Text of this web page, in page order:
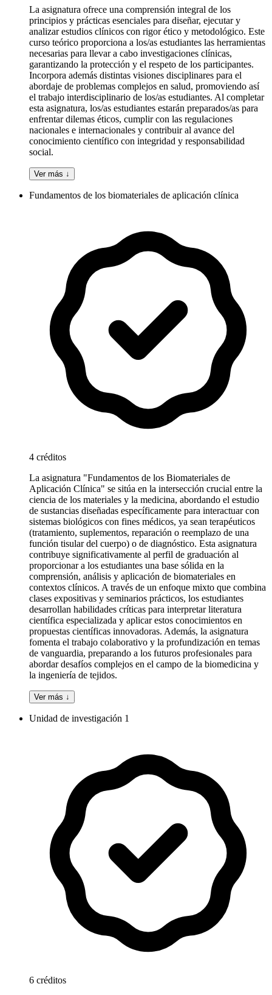
La asignatura ofrece una comprensión integral de los
principios y prácticas esenciales para diseñar, ejecutar y
analizar estudios clínicos con rigor ético y metodológico. Este
curso teórico proporciona a los/as estudiantes las herramientas
necesarias para llevar a cabo investigaciones clínicas,
garantizando la protección y el respeto de los participantes.
Incorpora además distintas visiones disciplinares para el
abordaje de problemas complejos en salud, promoviendo así
el trabajo interdisciplinario de los/as estudiantes. Al completar
esta asignatura, los/as estudiantes estarán preparados/as para
enfrentar dilemas éticos, cumplir con las regulaciones
nacionales e internacionales y contribuir al avance del
conocimiento científico con integridad y responsabilidad
social.
Ver más ↓
Fundamentos de los biomateriales de aplicación clínica
4 créditos
La asignatura "Fundamentos de los Biomateriales de
Aplicación Clínica" se sitúa en la intersección crucial entre la
ciencia de los materiales y la medicina, abordando el estudio
de sustancias diseñadas específicamente para interactuar con
sistemas biológicos con fines médicos, ya sean terapéuticos
(tratamiento, suplementos, reparación o reemplazo de una
función tisular del cuerpo) o de diagnóstico. Esta asignatura
contribuye significativamente al perfil de graduación al
proporcionar a los estudiantes una base sólida en la
comprensión, análisis y aplicación de biomateriales en
contextos clínicos. A través de un enfoque mixto que combina
clases expositivas y seminarios prácticos, los estudiantes
desarrollan habilidades críticas para interpretar literatura
científica especializada y aplicar estos conocimientos en
propuestas científicas innovadoras. Además, la asignatura
fomenta el trabajo colaborativo y la profundización en temas
de vanguardia, preparando a los futuros profesionales para
abordar desafíos complejos en el campo de la biomedicina y
la ingeniería de tejidos.
Ver más ↓
Unidad de investigación 1
6 créditos